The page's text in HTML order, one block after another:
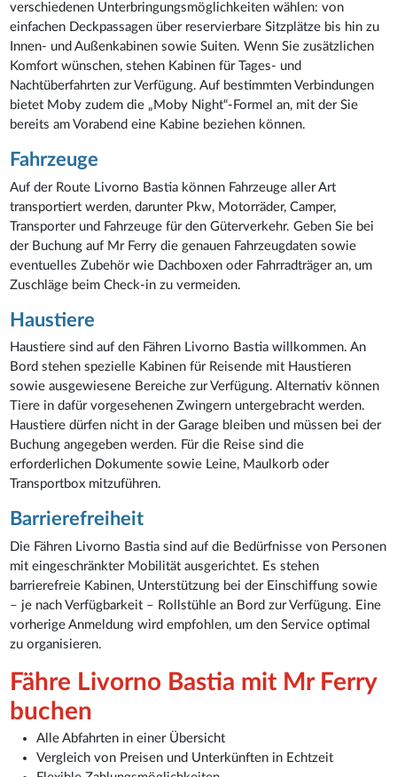
verschiedenen Unterbringungsmöglichkeiten wählen: von
einfachen Deckpassagen über reservierbare Sitzplätze bis hin zu
Innen- und Außenkabinen sowie Suiten. Wenn Sie zusätzlichen
Komfort wünschen, stehen Kabinen für Tages- und
Nachtüberfahrten zur Verfügung. Auf bestimmten Verbindungen
bietet Moby zudem die „Moby Night“-Formel an, mit der Sie
bereits am Vorabend eine Kabine beziehen können.
Fahrzeuge
Auf der Route Livorno Bastia können Fahrzeuge aller Art
transportiert werden, darunter Pkw, Motorräder, Camper,
Transporter und Fahrzeuge für den Güterverkehr. Geben Sie bei
der Buchung auf Mr Ferry die genauen Fahrzeugdaten sowie
eventuelles Zubehör wie Dachboxen oder Fahrradträger an, um
Zuschläge beim Check-in zu vermeiden.
Haustiere
Haustiere sind auf den Fähren Livorno Bastia willkommen. An
Bord stehen spezielle Kabinen für Reisende mit Haustieren
sowie ausgewiesene Bereiche zur Verfügung. Alternativ können
Tiere in dafür vorgesehenen Zwingern untergebracht werden.
Haustiere dürfen nicht in der Garage bleiben und müssen bei der
Buchung angegeben werden. Für die Reise sind die
erforderlichen Dokumente sowie Leine, Maulkorb oder
Transportbox mitzuführen.
Barrierefreiheit
Die Fähren Livorno Bastia sind auf die Bedürfnisse von Personen
mit eingeschränkter Mobilität ausgerichtet. Es stehen
barrierefreie Kabinen, Unterstützung bei der Einschiffung sowie
– je nach Verfügbarkeit – Rollstühle an Bord zur Verfügung. Eine
vorherige Anmeldung wird empfohlen, um den Service optimal
zu organisieren.
Fähre Livorno Bastia mit Mr Ferry
buchen
Alle Abfahrten in einer Übersicht
Vergleich von Preisen und Unterkünften in Echtzeit